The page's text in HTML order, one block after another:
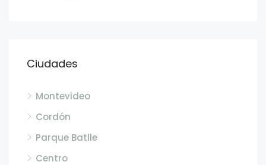
Ciudades
Montevideo
Cordón
Parque Batlle
Centro